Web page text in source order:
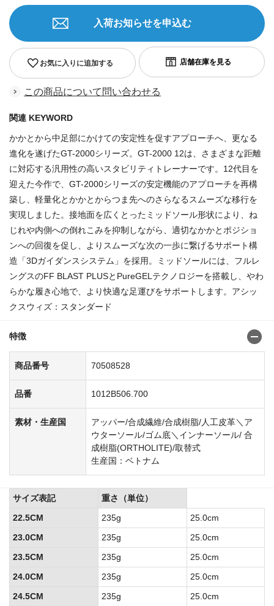
お気に入りに追加する
入荷お知らせを申込む
この商品について問い合わせる
関連 KEYWORD
かかとから中足部にかけての安定性を促すアプローチへ、更なる
進化を遂げたGT-2000シリーズ。GT-2000 12は、さまざまな距離
に対応する汎用性の高いスタビリティトレーナーです。12代目を
迎えた今作で、GT-2000シリーズの安定機能のアプローチを再構
築し、軽量化とかかとからつま先へのさらなるスムーズな移行を
実現しました。接地面を広くとったミッドソール形状により、ね
じれや内側への倒れこみを抑制しながら、適切なかかとポジショ
ンへの回復を促し、よりスムーズな次の一歩に繋げるサポート構
造「3Dガイダンスシステム」を採用。ミッドソールには、フルレ
ングスのFF BLAST PLUSとPureGELテクノロジーを搭載し、やわ
らかな履き心地で、より快適な足運びをサポートします。アシッ
クスウィズ：スタンダード
特徴
商品番号 70508528
品番 1012B506.700
素材・生産国
アッパー/合成繊維/合成樹脂/人工皮革＼ア
ウターソール/ゴム底＼インナーソール/ 合
成樹脂(ORTHOLITE)/取替式
生産国：ベトナム
サイズ表記
重さ（単位）
22.5CM
235g
25.0cm
23.0CM
235g
25.0cm
23.5CM
235g
25.0cm
24.0CM
235g
25.0cm
24.5CM
235g
25.0cm